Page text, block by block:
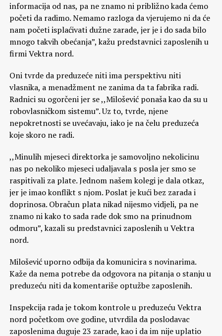
informacija od nas, pa ne znamo ni približno kada ćemo
početi da radimo. Nemamo razloga da vjerujemo ni da će
nam početi isplaćivati dužne zarade, jer je i do sada bilo
mnogo takvih obećanja”, kažu predstavnici zaposlenih u
firmi Vektra nord.
Oni tvrde da preduzeće niti ima perspektivu niti
vlasnika, a menadžment ne zanima da ta fabrika radi.
Radnici su ogorčeni jer se ,,Milošević ponaša kao da su u
robovlasničkom sistemu”. Uz to, tvrde, njene
nepokretnosti se uvećavaju, iako je na čelu preduzeća
koje skoro ne radi.
,,Minulih mjeseci direktorka je samovoljno nekolicinu
nas po nekoliko mjeseci udaljavala s posla jer smo se
raspitivali za plate. Jednom našem kolegi je dala otkaz,
jer je imao konflikt s njom. Poslat je kući bez zarada i
doprinosa. Obračun plata nikad nijesmo vidjeli, pa ne
znamo ni kako to sada rade dok smo na prinudnom
odmoru”, kazali su predstavnici zaposlenih u Vektra
nord.
Milošević uporno odbija da komunicira s novinarima.
Kaže da nema potrebe da odgovora na pitanja o stanju u
preduzeću niti da komentariše optužbe zaposlenih.
Inspekcija rada je tokom kontrole u preduzeću Vektra
nord početkom ove godine, utvrdila da poslodavac
zaposlenima duguje 23 zarade, kao i da im nije uplatio